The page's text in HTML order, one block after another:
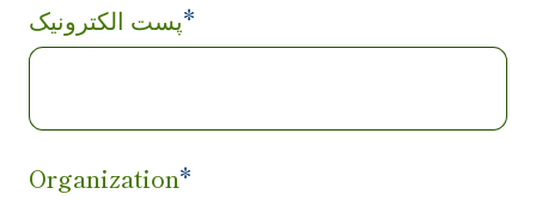
پست الکترونیک*
Organization*